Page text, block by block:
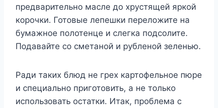
предварительно масле до хрустящей яркой
корочки. Готовые лепешки переложите на
бумажное полотенце и слегка подсолите.
Подавайте со сметаной и рубленой зеленью.
Ради таких блюд не грех картофельное пюре
и специально приготовить, а не только
использовать остатки. Итак, проблема с